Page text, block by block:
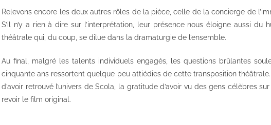
Relevons encore les deux autres rôles de la pièce, celle de la concierge de
S’il n’y a rien à dire sur l’interprétation, leur présence nous éloigne aussi du
théâtrale qui, du coup, se dilue dans la dramaturgie de l’ensemble.
Au final, malgré les talents individuels engagés, les questions brûlantes
cinquante ans ressortent quelque peu attiédies de cette transposition théâtrale.
d’avoir retrouvé l’univers de Scola, la gratitude d’avoir vu des gens célèbres
revoir le film original.